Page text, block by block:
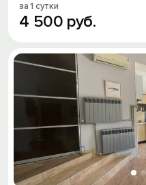
за 1 сутки
4 500 руб.